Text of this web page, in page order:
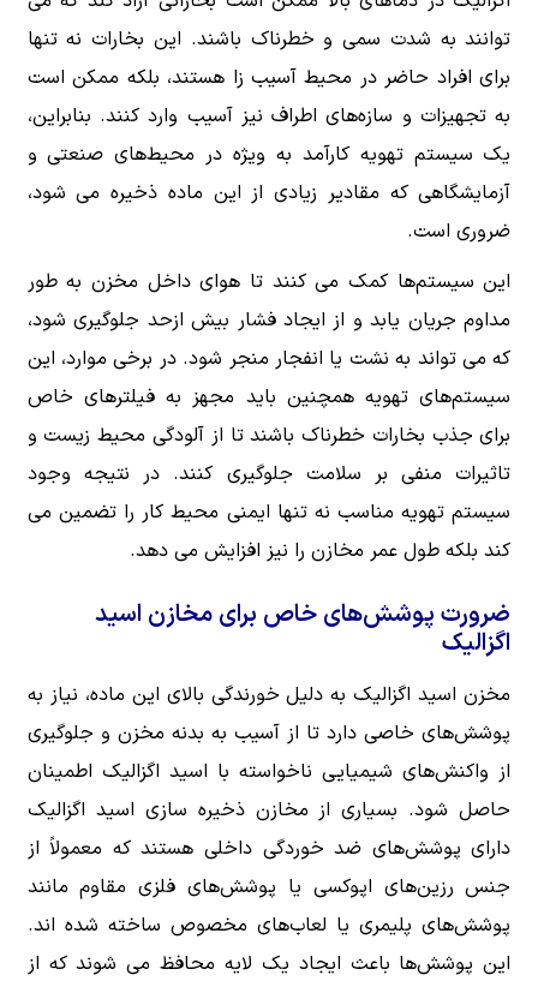
توانند به شدت سمی و خطرناک باشند. این بخارات نه تنها
برای افراد حاضر در محیط آسیب زا هستند، بلکه ممکن است
به تجهیزات و سازه‌های اطراف نیز آسیب وارد کنند. بنابراین،
یک سیستم تهویه کارآمد به ویژه در محیط‌های صنعتی و
آزمایشگاهی که مقادیر زیادی از این ماده ذخیره می شود،
ضروری است.
این سیستم‌ها کمک می کنند تا هوای داخل مخزن به طور
مداوم جریان یابد و از ایجاد فشار بیش ازحد جلوگیری شود،
که می تواند به نشت یا انفجار منجر شود. در برخی موارد، این
سیستم‌های تهویه همچنین باید مجهز به فیلترهای خاص
برای جذب بخارات خطرناک باشند تا از آلودگی محیط زیست و
تاثیرات منفی بر سلامت جلوگیری کنند. در نتیجه وجود
سیستم تهویه مناسب نه تنها ایمنی محیط کار را تضمین می
کند بلکه طول عمر مخازن را نیز افزایش می دهد.
ضرورت پوشش‌های خاص برای مخازن اسید
اگزالیک
مخزن اسید اگزالیک به دلیل خورندگی بالای این ماده، نیاز به
پوشش‌های خاصی دارد تا از آسیب به بدنه مخزن و جلوگیری
از واکنش‌های شیمیایی ناخواسته با اسید اگزالیک اطمینان
حاصل شود. بسیاری از مخازن ذخیره سازی اسید اگزالیک
دارای پوشش‌های ضد خوردگی داخلی هستند که معمولاً از
جنس رزین‌های اپوکسی یا پوشش‌های فلزی مقاوم مانند
پوشش‌های پلیمری یا لعاب‌های مخصوص ساخته شده اند.
این پوشش‌ها باعث ایجاد یک لایه محافظ می شوند که از